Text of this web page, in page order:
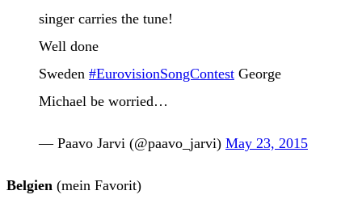
singer carries the tune!
Well done
Sweden #EurovisionSongContest George
Michael be worried…
— Paavo Jarvi (@paavo_jarvi) May 23, 2015
Belgien (mein Favorit)